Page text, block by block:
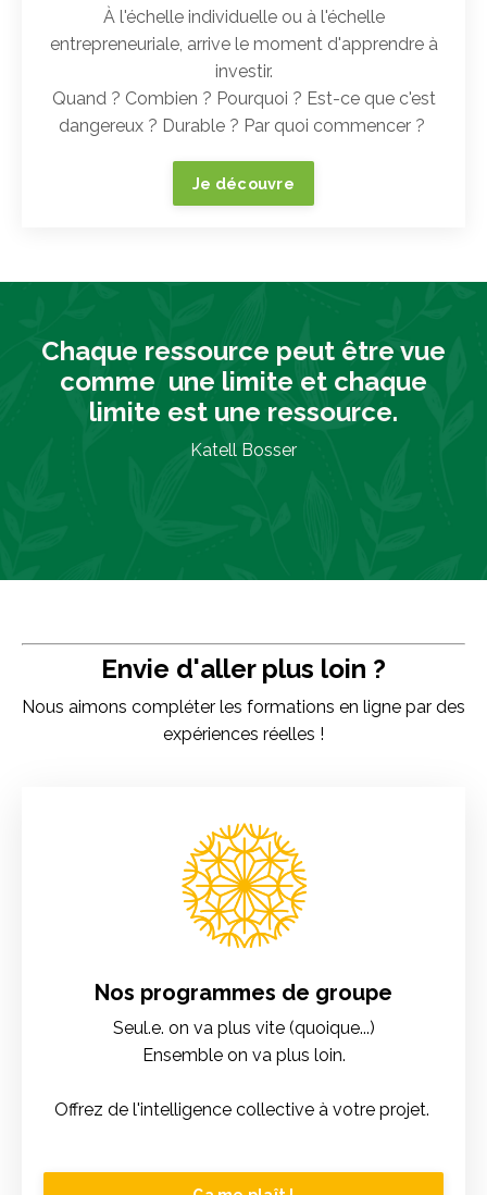
À l'échelle individuelle ou à l'échelle
entrepreneuriale, arrive le moment d'apprendre à
investir.
Quand ? Combien ? Pourquoi ? Est-ce que c'est
dangereux ? Durable ? Par quoi commencer ?
Je découvre
Chaque ressource peut être vue
comme une limite et chaque
limite est une ressource.
Katell Bosser
Envie d'aller plus loin ?
Nous aimons compléter les formations en ligne par des
expériences réelles !
Nos programmes de groupe
Seul.e. on va plus vite (quoique...)
Ensemble on va plus loin.
Offrez de l'intelligence collective à votre projet.